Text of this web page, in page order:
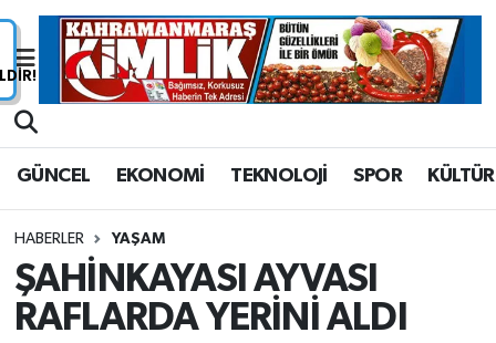
GÜNCEL EKONOMİ TEKNOLOJİ SPOR KÜLTÜR
HABERLER YAŞAM
ŞAHİNKAYASI AYVASI
RAFLARDA YERİNİ ALDI
Nöbetçi Eczaneler
Trafik Durumu
Süper Lig Puan Durumu ve Fikstür